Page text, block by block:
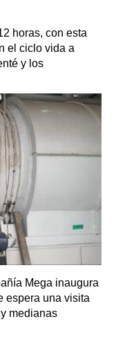
horas, con esta
el ciclo vida a
y los
Mega inaugura
espera una visita
medianas